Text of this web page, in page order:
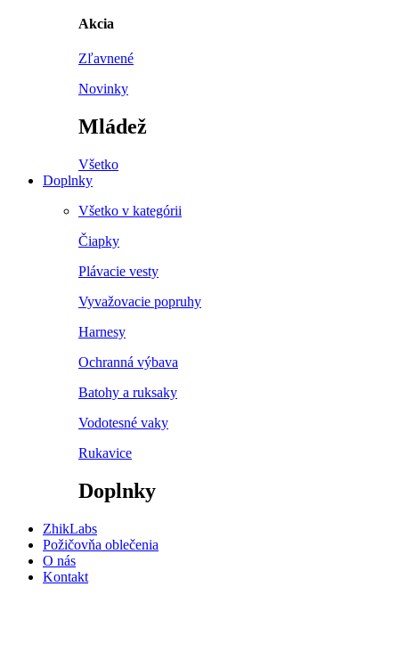
Akcia
Zľavnené
Novinky
Mládež
Všetko
Doplnky
Všetko v kategórii
Čiapky
Plávacie vesty
Vyvažovacie popruhy
Harnesy
Ochranná výbava
Batohy a ruksaky
Vodotesné vaky
Rukavice
Doplnky
ZhikLabs
Požičovňa oblečenia
O nás
Kontakt